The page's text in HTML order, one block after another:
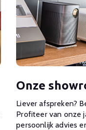
Onze
Liever afspreken?
Profiteer van onze
persoonlijk advies